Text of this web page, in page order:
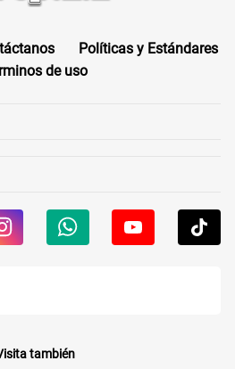
Políticas y Estándares
de uso
también